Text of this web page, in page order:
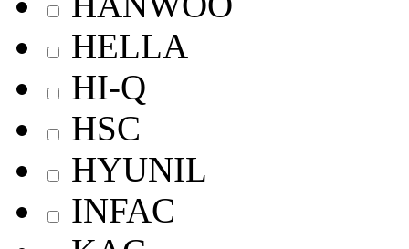
HELLA
HI-Q
HSC
HYUNIL
INFAC